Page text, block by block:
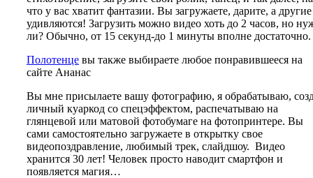
что у вас хватит фантазии. Вы загружаете, дарите, а другие
удивляются! Загрузить можно видео хоть до 2 часов, но
ли? Обычно, от 15 секунд-до 1 минуты вполне достаточно.
Полотенце вы также выбираете любое понравившееся на
сайте Ананас
Вы мне присылаете вашу фотографию, я обрабатываю,
личный куаркод со спецэффектом, распечатываю на
глянцевой или матовой фотобумаге на фотопринтере. Вы
сами самостоятельно загружаете в открытку свое
видеопоздравление, любимый трек, слайдшоу. Видео
хранится 30 лет! Человек просто наводит смартфон и
появляется магия…